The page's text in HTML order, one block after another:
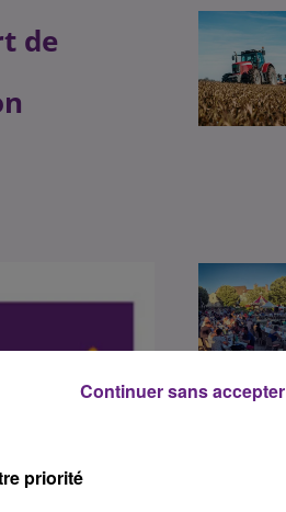
de
priorité
Continuer sans accepter